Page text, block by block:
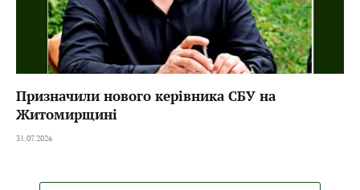
Призначили нового керівника СБУ на
Житомирщині
31.07.2026